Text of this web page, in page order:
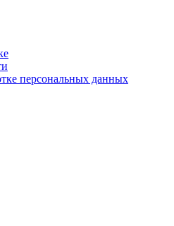
персональных данных